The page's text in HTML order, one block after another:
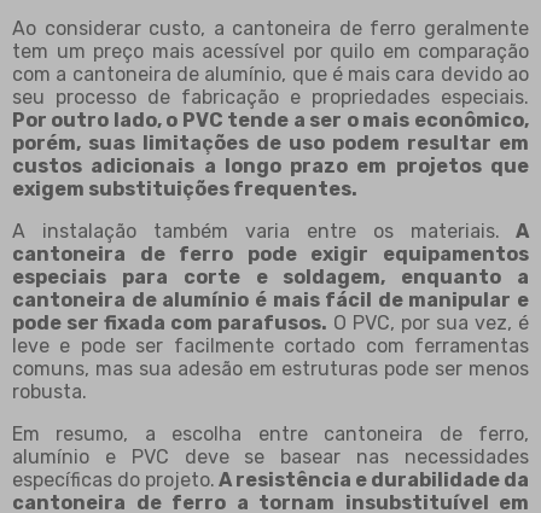
Ao considerar custo, a cantoneira de ferro geralmente
tem um preço mais acessível por quilo em comparação
com a cantoneira de alumínio, que é mais cara devido ao
seu processo de fabricação e propriedades especiais.
Por outro lado, o PVC tende a ser o mais econômico,
porém, suas limitações de uso podem resultar em
custos adicionais a longo prazo em projetos que
exigem substituições frequentes.
A instalação também varia entre os materiais. A
cantoneira de ferro pode exigir equipamentos
especiais para corte e soldagem, enquanto a
cantoneira de alumínio é mais fácil de manipular e
pode ser fixada com parafusos. O PVC, por sua vez, é
leve e pode ser facilmente cortado com ferramentas
comuns, mas sua adesão em estruturas pode ser menos
robusta.
Em resumo, a escolha entre cantoneira de ferro,
alumínio e PVC deve se basear nas necessidades
específicas do projeto. A resistência e durabilidade da
cantoneira de ferro a tornam insubstituível em